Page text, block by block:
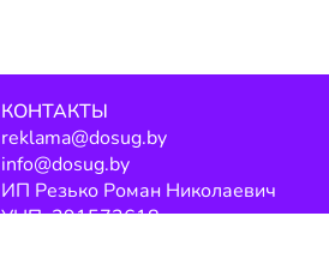
КОНТАКТЫ
reklama@dosug.by
info@dosug.by
ИП Резько Роман Николаевич
УНП: 291573618